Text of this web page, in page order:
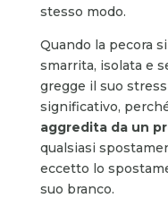
stesso modo.
Quando la pecora
smarrita, isolata e
gregge il suo
significativo,
aggredita da un
qualsiasi
eccetto lo
suo branco.